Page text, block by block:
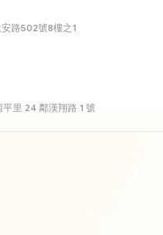
路502號8樓之1
里 24 鄰漢翔路 1 號